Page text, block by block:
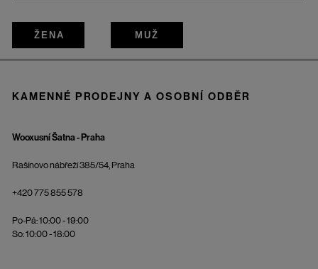
ŽENA MUŽ
KAMENNÉ PRODEJNY A OSOBNÍ ODBĚR
Wooxusní Šatna - Praha
Rašínovo nábřeží 385/54, Praha
+420 775 855 578
Po-Pá: 10:00 - 19:00
So: 10:00 - 18:00